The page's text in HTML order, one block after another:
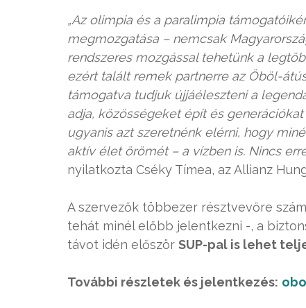
„Az olimpia és a paralimpia
megmozgatása – nemcsak
rendszeres mozgással tehetünk a
ezért talált remek partnerre az Öböl-
támogatva tudjuk újjáéleszteni a
adja, közösségeket épít és generációkat
ugyanis azt szeretnénk elérni, hogy
aktív élet örömét – a vízben is. Nincs
nyilatkozta Cséky Tímea, az Allianz
A szervezők többezer résztvevőre
tehát minél előbb jelentkezni -, a
távot idén először SUP-pal is lehet
További részletek és jelentkezés: